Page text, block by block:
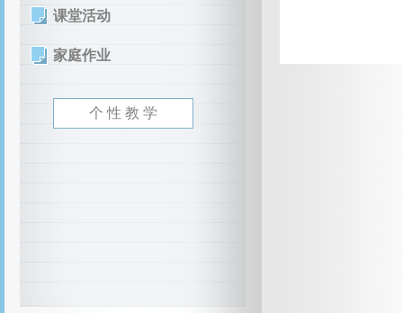
课堂活动
家庭作业
个 性 教 学